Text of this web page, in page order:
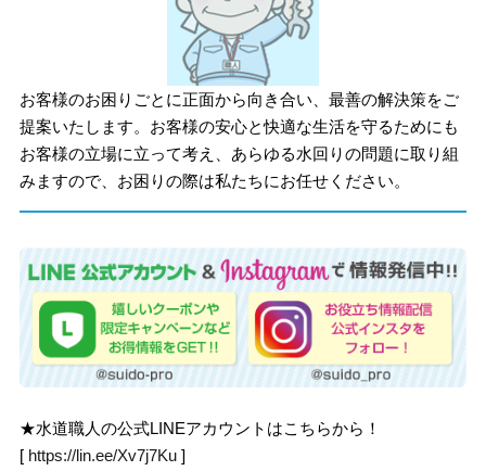
お客様のお困りごとに正面から向き合い、最善の解決策をご
提案いたします。お客様の安心と快適な生活を守るためにも
お客様の立場に立って考え、あらゆる水回りの問題に取り組
みますので、お困りの際は私たちにお任せください。
★水道職人の公式LINEアカウントはこちらから！
[ https://lin.ee/Xv7j7Ku ]